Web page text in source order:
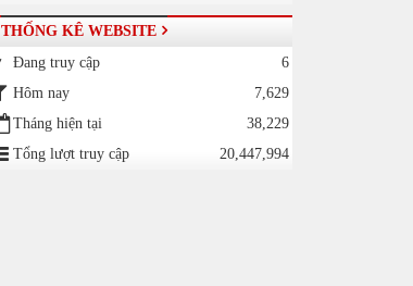
THỐNG KÊ WEBSITE
Đang truy cập
6
Hôm nay
7,629
Tháng hiện tại
38,229
Tổng lượt truy cập
20,447,994